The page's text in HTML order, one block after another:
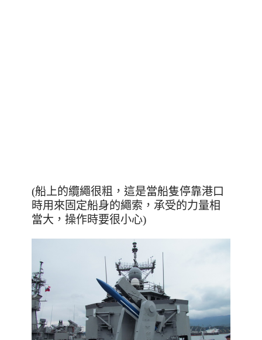
(船上的纜繩很粗，這是當船隻停靠港口
時用來固定船身的繩索，承受的力量相
當大，操作時要很小心)